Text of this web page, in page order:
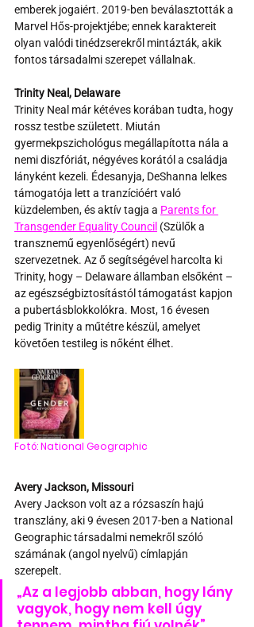
emberek jogaiért. 2019-ben beválasztották a
Marvel Hős-projektjébe; ennek karaktereit
olyan valódi tinédzserekről mintázták, akik
fontos társadalmi szerepet vállalnak.
Trinity Neal, Delaware
Trinity Neal már kétéves korában tudta, hogy
rossz testbe született. Miután
gyermekpszichológus megállapította nála a
nemi diszfóriát, négyéves korától a családja
lányként kezeli. Édesanyja, DeShanna lelkes
támogatója lett a tranzícióért való
küzdelemben, és aktív tagja a Parents for
Transgender Equality Council (Szülők a
transznemű egyenlőségért) nevű
szervezetnek. Az ő segítségével harcolta ki
Trinity, hogy – Delaware államban elsőként –
az egészségbiztosítástól támogatást kapjon
a pubertásblokkolókra. Most, 16 évesen
pedig Trinity a műtétre készül, amelyet
követően testileg is nőként élhet.
Fotó: National Geographic
Avery Jackson, Missouri
Avery Jackson volt az a rózsaszín hajú
transzlány, aki 9 évesen 2017-ben a National
Geographic társadalmi nemekről szóló
számának (angol nyelvű) címlapján
szerepelt.
„Az a legjobb abban, hogy lány
vagyok, hogy nem kell úgy